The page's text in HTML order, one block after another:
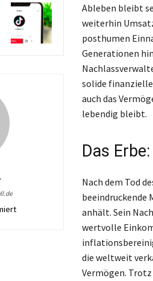
Ableben bleibt
weiterhin
posthumen
Generationen
solide
auch das
lebendig bleibt.
Das
Nach dem Tod
beeindruckende
anhält. Sein
wertvolle
die weltweit
Vermögen.